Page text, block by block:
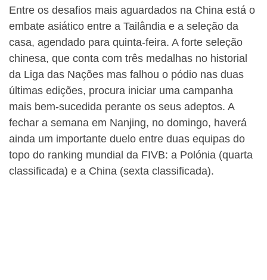
Entre os desafios mais aguardados na China está o
embate asiático entre a Tailândia e a seleção da
casa, agendado para quinta-feira. A forte seleção
chinesa, que conta com três medalhas no historial
da Liga das Nações mas falhou o pódio nas duas
últimas edições, procura iniciar uma campanha
mais bem-sucedida perante os seus adeptos. A
fechar a semana em Nanjing, no domingo, haverá
ainda um importante duelo entre duas equipas do
topo do ranking mundial da FIVB: a Polónia (quarta
classificada) e a China (sexta classificada).